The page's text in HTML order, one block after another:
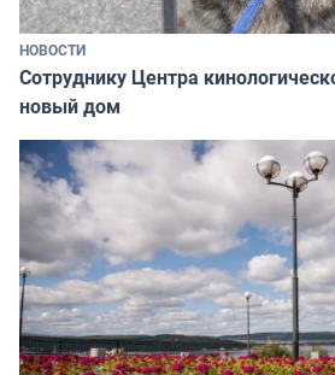
НОВОСТИ
Сотруднику Центра
новый дом